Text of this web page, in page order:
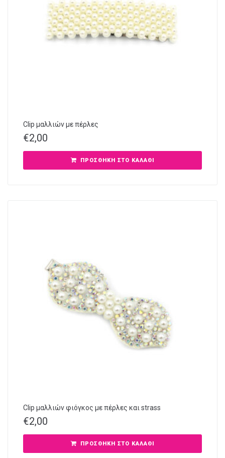
Clip μαλλιών με πέρλες
€2,00
ΠΡΟΣΘΉΚΗ ΣΤΟ ΚΑΛΆΘΙ
Clip μαλλιών φιόγκος με πέρλες και strass
€2,00
ΠΡΟΣΘΉΚΗ ΣΤΟ ΚΑΛΆΘΙ